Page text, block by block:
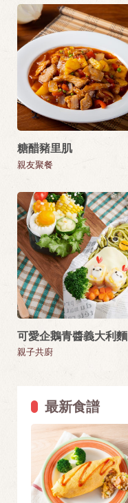
糖醋豬里肌
親友聚餐
可愛企鵝青醬義大利麵
親子共廚
最新食譜